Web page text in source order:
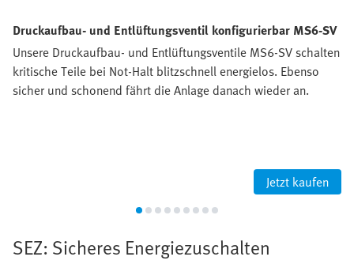
Druckaufbau- und Entlüftungsventil konfigurierbar MS6-SV
Unsere Druckaufbau- und Entlüftungsventile MS6-SV schalten
kritische Teile bei Not-Halt blitzschnell energielos. Ebenso
sicher und schonend fährt die Anlage danach wieder an.
Jetzt kaufen
SEZ: Sicheres Energiezuschalten